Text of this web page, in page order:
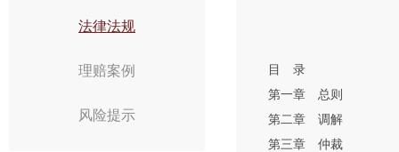
法律法规
理赔案例
风险提示
目 录
第一章 总则
第二章 调解
第三章 仲裁